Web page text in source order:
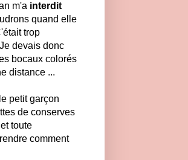
m'a interdit
quand elle
trop
devais donc
bocaux colorés
distance ...
petit garçon
de conserves
toute
comment